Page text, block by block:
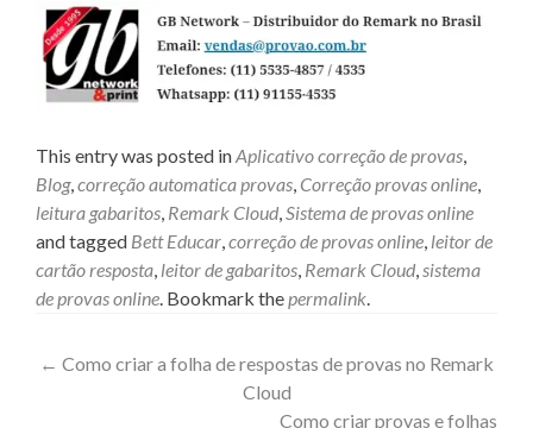
This entry was posted inAplicativo correção de provas,
Blog,correção automatica provas, Correção provas online,
leitura gabaritos, Remark Cloud,Sistema de provas online
and tagged Bett Educar,correção de provas online, leitor de
cartão resposta, leitor de gabaritos, Remark Cloud,sistema
de provas online. Bookmark thepermalink.
Post
← Como criar a folha de respostas de provas no Remark
Cloud
Como criar provas e folhas